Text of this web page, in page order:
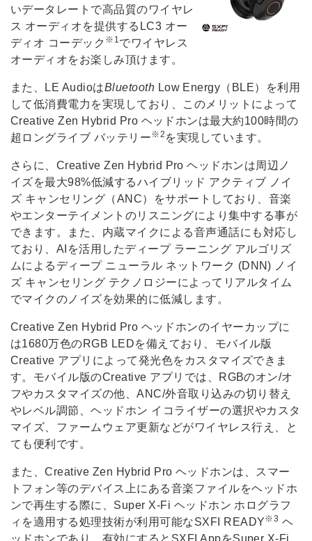
いデータレートで高品質のワイヤレ
ス オーディオを提供するLC3 オー
ディオ コーデック ※1でワイヤレス
オーディオをお楽しみ頂けます。
また、LE AudioはBluetooth Low Energy（BLE）を利用
して低消費電力を実現しており、このメリットによって
Creative Zen Hybrid Pro ヘッドホンは最大約100時間の
超ロングライブ バッテリー※2 を実現しています。
さらに、Creative Zen Hybrid Pro ヘッドホンは周辺ノ
イズを最大98%低減するハイブリッド アクティブ ノイ
ズ キャンセリング（ANC）をサポートしており、音楽
やエンターテイメントのリスニングにより集中する事が
できます。また、内蔵マイクによる音声通話にも対応し
ており、AIを活用したディープ ラーニング アルゴリズ
ムによるディープ ニューラル ネットワーク (DNN) ノイ
ズ キャンセリング テクノロジーによってリアルタイム
でマイクのノイズを効果的に低減します。
Creative Zen Hybrid Pro ヘッドホンのイヤーカップに
は1680万色のRGB LEDを備えており、モバイル版
Creative アプリによって発光色をカスタマイズできま
す。モバイル版のCreative アプリでは、RGBのオン/オ
フやカスタマイズの他、ANC/外音取り込みの切り替え
やレベル調節、ヘッドホン イコライザーの選択やカスタ
マイズ、ファームウェア更新などがワイヤレス行え、と
ても便利です。
また、Creative Zen Hybrid Pro ヘッドホンは、スマー
トフォン等のデバイス上にある音楽ファイルをヘッドホ
ンで再生する際に、Super X-Fi ヘッドホン ホログラフ
ィを適用する処理技術が利用可能なSXFI READY※3 ヘ